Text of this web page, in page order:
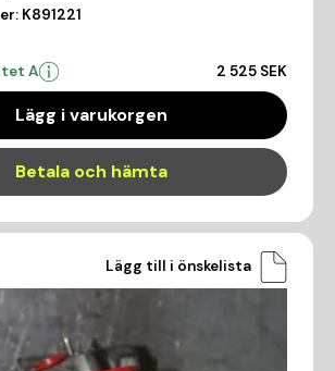
K891221
A 2 525 SEK
Lägg i varukorgen
Betala och hämta
Lägg till i önskelista